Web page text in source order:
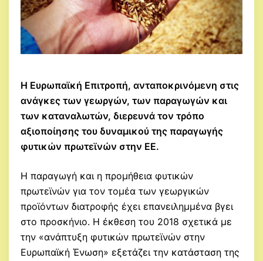
Η Ευρωπαϊκή Επιτροπή, ανταποκρινόμενη στις
ανάγκες των γεωργών, των παραγωγών και
των καταναλωτών, διερευνά τον τρόπο
αξιοποίησης του δυναμικού της παραγωγής
φυτικών πρωτεϊνών στην ΕΕ.
Η παραγωγή και η προμήθεια φυτικών
πρωτεϊνών για τον τομέα των γεωργικών
προϊόντων διατροφής έχει επανειλημμένα βγει
στο προσκήνιο. Η έκθεση του 2018 σχετικά με
την «ανάπτυξη φυτικών πρωτεϊνών στην
Ευρωπαϊκή Ένωση» εξετάζει την κατάσταση της